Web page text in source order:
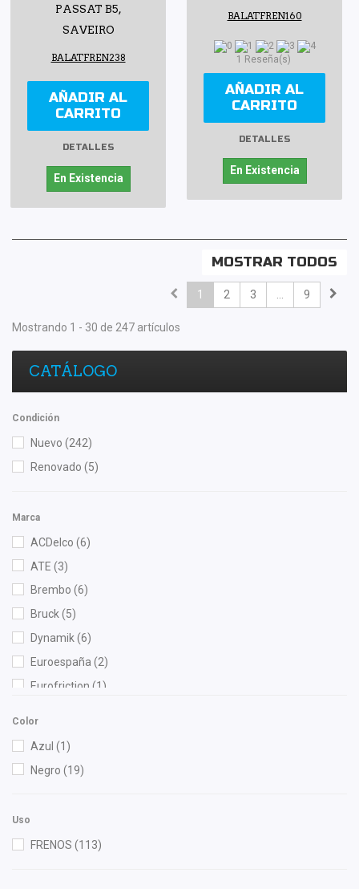
PASSAT B5,
SAVEIRO
BALATFREN238
AÑADIR AL
CARRITO
DETALLES
En Existencia
BALATFREN160
1 Reseña(s)
AÑADIR AL
CARRITO
DETALLES
En Existencia
MOSTRAR TODOS
1 2 3 9
Mostrando 1 - 30 de 247 artículos
CATÁLOGO
Condición
Nuevo (242)
Renovado (5)
Marca
ACDelco (6)
ATE (3)
Brembo (6)
Bruck(5)
Dynamik(6)
Euroespaña (2)
Eurofriction (1)
OEP (1)
Color
Azul (1)
Negro (19)
Uso
FRENOS (113)